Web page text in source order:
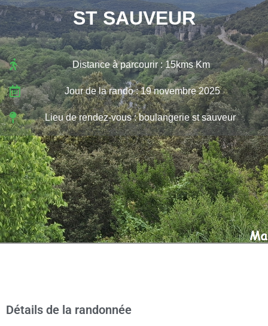
ST SAUVEUR
Distance à parcourir : 15kms Km
Jour de la rando : 19 novembre 2025
Lieu de rendez-vous : boulangerie st sauveur
Détails de la randonnée